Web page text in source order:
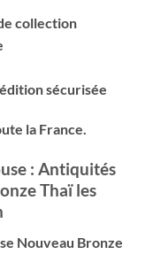
collection
sécurisée
la France.
: Antiquités
Thaï les
Nouveau Bronze